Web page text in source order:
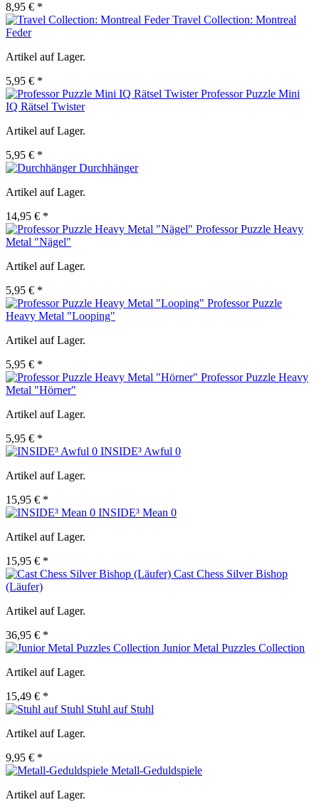
8,95 € *
Travel Collection: Montreal
Feder
Artikel auf Lager.
5,95 € *
Professor Puzzle Mini
IQ Rätsel Twister
Artikel auf Lager.
5,95 € *
Durchhänger
Artikel auf Lager.
14,95 € *
Professor Puzzle Heavy
Metal "Nägel"
Artikel auf Lager.
5,95 € *
Professor Puzzle
Heavy Metal "Looping"
Artikel auf Lager.
5,95 € *
Professor Puzzle Heavy
Metal "Hörner"
Artikel auf Lager.
5,95 € *
INSIDE³ Awful 0
Artikel auf Lager.
15,95 € *
INSIDE³ Mean 0
Artikel auf Lager.
15,95 € *
Cast Chess Silver Bishop
(Läufer)
Artikel auf Lager.
36,95 € *
Junior Metal Puzzles Collection
Artikel auf Lager.
15,49 € *
Stuhl auf Stuhl
Artikel auf Lager.
9,95 € *
Metall-Geduldspiele
Artikel auf Lager.